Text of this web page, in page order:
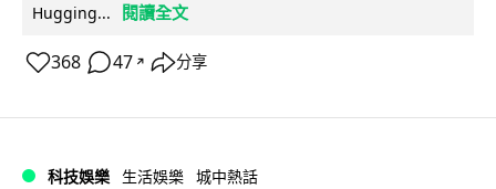
Hugging...
閱讀全文
368 47 ↗ 分享
科技娛樂 生活娛樂 城中熱話